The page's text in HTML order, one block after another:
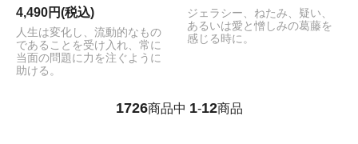
4,490円(税込)
人生は変化し、流動的なもの
であることを受け入れ、常に
当面の問題に力を注ぐように
助ける。
ジェラシー、ねたみ、疑い、
あるいは愛と憎しみの葛藤を
感じる時に。
1726商品中 1-12商品